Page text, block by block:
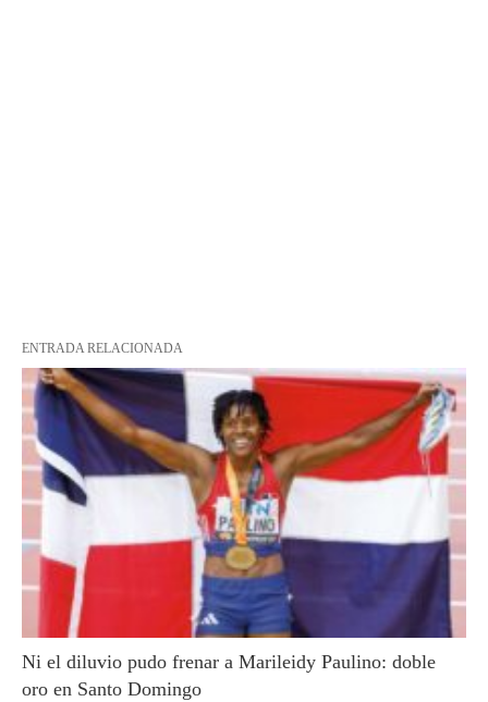
ENTRADA RELACIONADA
Ni el diluvio pudo frenar a Marileidy Paulino: doble
oro en Santo Domingo